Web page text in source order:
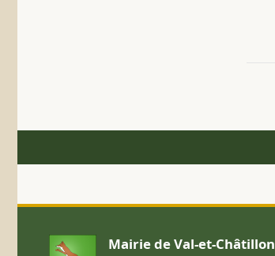
Mairie de Val-et-Châtillon